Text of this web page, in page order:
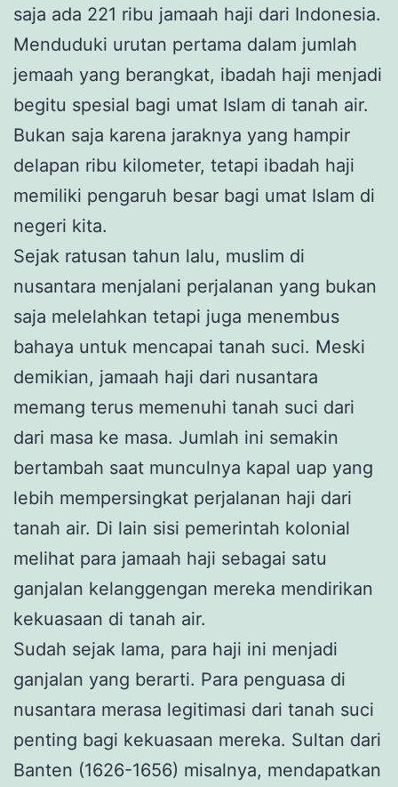
saja ada 221 ribu jamaah haji dari Indonesia.
Menduduki urutan pertama dalam jumlah
jemaah yang berangkat, ibadah haji menjadi
begitu spesial bagi umat Islam di tanah air.
Bukan saja karena jaraknya yang hampir
delapan ribu kilometer, tetapi ibadah haji
memiliki pengaruh besar bagi umat Islam di
negeri kita.
Sejak ratusan tahun lalu, muslim di
nusantara menjalani perjalanan yang bukan
saja melelahkan tetapi juga menembus
bahaya untuk mencapai tanah suci. Meski
demikian, jamaah haji dari nusantara
memang terus memenuhi tanah suci dari
dari masa ke masa. Jumlah ini semakin
bertambah saat munculnya kapal uap yang
lebih mempersingkat perjalanan haji dari
tanah air. Di lain sisi pemerintah kolonial
melihat para jamaah haji sebagai satu
ganjalan kelanggengan mereka mendirikan
kekuasaan di tanah air.
Sudah sejak lama, para haji ini menjadi
ganjalan yang berarti. Para penguasa di
nusantara merasa legitimasi dari tanah suci
penting bagi kekuasaan mereka. Sultan dari
Banten (1626-1656) misalnya, mendapatkan